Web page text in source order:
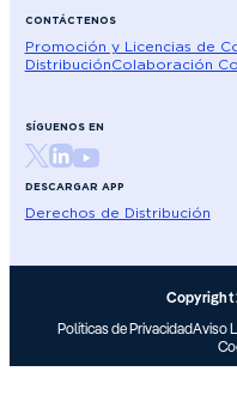
CONTÁCTENOS
Promoción y Licencias de
DistribuciónColaboración
SÍGUENOS EN
DESCARGAR APP
Derechos de Distribución
Copyright
Políticas de PrivacidadAviso